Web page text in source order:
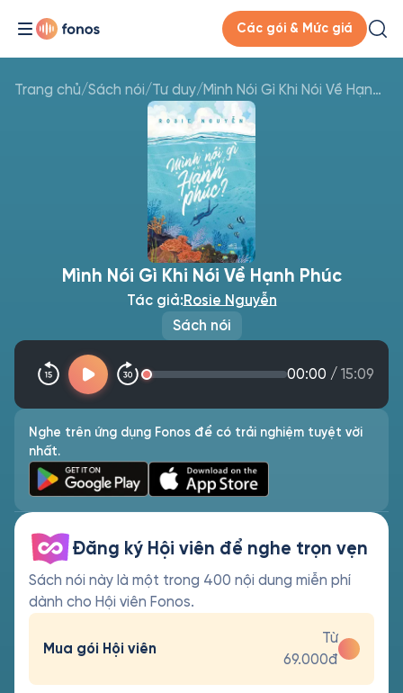
Các gói & Mức giá
Trang chủ/Sách nói/Tư duy/ Mình Nói Gì Khi Nói Về Hạnh Phúc
Sách nói
Mình Nói Gì Khi Nói Về Hạnh Phúc
Tác giả:Rosie Nguyễn
00:00 / 15:09
Nghe trên ứng dụng Fonos để có trải nghiệm tuyệt vời
nhất.
Đăng ký Hội viên để nghe trọn vẹn
Sách nói này là một trong 400 nội dung miễn phí
dành cho Hội viên Fonos.
Mua gói Hội viên
Từ
69.000đ